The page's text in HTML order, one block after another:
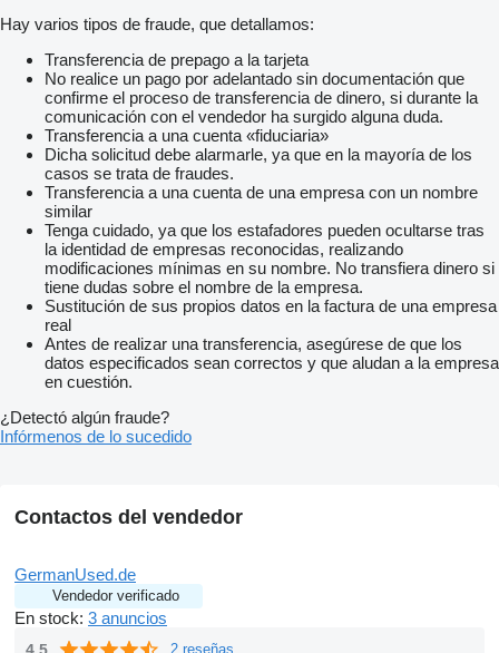
Hay varios tipos de fraude, que detallamos:
Transferencia de prepago a la tarjeta
No realice un pago por adelantado sin documentación que
confirme el proceso de transferencia de dinero, si durante la
comunicación con el vendedor ha surgido alguna duda.
Transferencia a una cuenta «fiduciaria»
Dicha solicitud debe alarmarle, ya que en la mayoría de los
casos se trata de fraudes.
Transferencia a una cuenta de una empresa con un nombre
similar
Tenga cuidado, ya que los estafadores pueden ocultarse tras
la identidad de empresas reconocidas, realizando
modificaciones mínimas en su nombre. No transfiera dinero si
tiene dudas sobre el nombre de la empresa.
Sustitución de sus propios datos en la factura de una empresa
real
Antes de realizar una transferencia, asegúrese de que los
datos especificados sean correctos y que aludan a la empresa
en cuestión.
¿Detectó algún fraude?
Infórmenos de lo sucedido
Contactos del vendedor
GermanUsed.de
Vendedor verificado
En stock: 3 anuncios
4.5 2 reseñas